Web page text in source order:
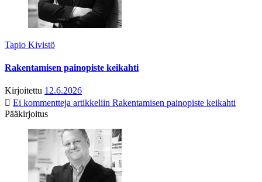
Tapio Kivistö
Rakentamisen painopiste keikahti
Kirjoitettu 12.6.2026
Ei kommentteja artikkeliin Rakentamisen painopiste keikahti
Pääkirjoitus